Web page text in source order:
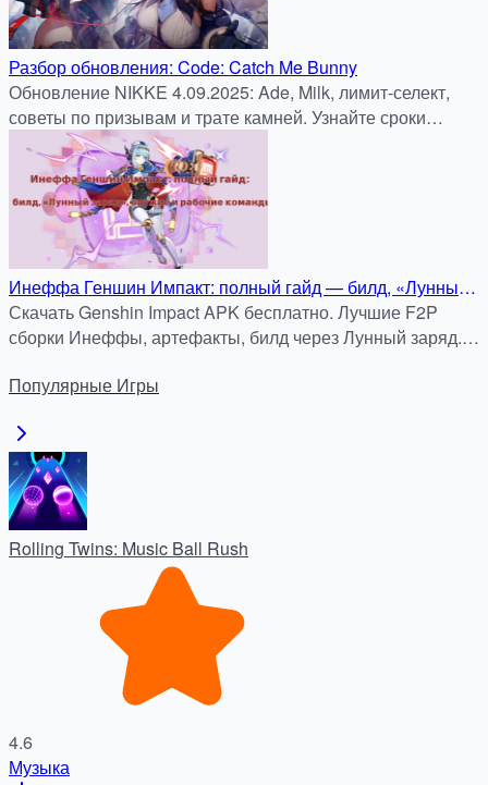
Разбор обновления: Code: Catch Me Bunny
Обновление NIKKE 4.09.2025: Ade, Milk, лимит-селект,
советы по призывам и трате камней. Узнайте сроки
баннеров и стратегию обмена на Gold Mileage!
Инеффа Геншин Импакт: полный гайд — билд, «Лунный
заряд», оружие и рабочие команды
Скачать Genshin Impact APK бесплатно. Лучшие F2P
сборки Инеффы, артефакты, билд через Лунный заряд.
Популярные Игры
Rolling Twins: Music Ball Rush
4.6
Музыка